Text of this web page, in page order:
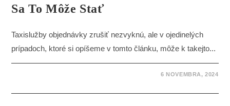
Sa To Môže Stať
Taxislužby objednávky zrušiť nezvyknú, ale v ojedinelých
prípadoch, ktoré si opíšeme v tomto článku, môže k takejto...
6 NOVEMBRA, 2024